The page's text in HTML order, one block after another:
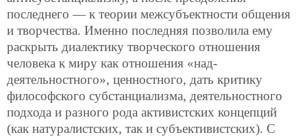
последнего — к теории межсубъектности общения
и творчества. Именно последняя позволила ему
раскрыть диалектику творческого отношения
человека к миру как отношения «над-
деятельностного», ценностного, дать критику
философского субстанциализма, деятельностного
подхода и разного рода активистских концепций
(как натуралистских, так и субъективистских). С